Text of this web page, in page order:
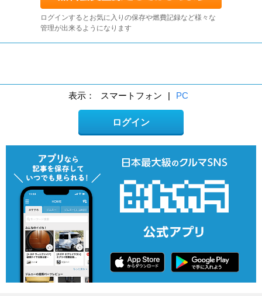
ログインするとお気に入りの保存や燃費記録など様々な
管理が出来るようになります
表示： スマートフォン | PC
ログイン